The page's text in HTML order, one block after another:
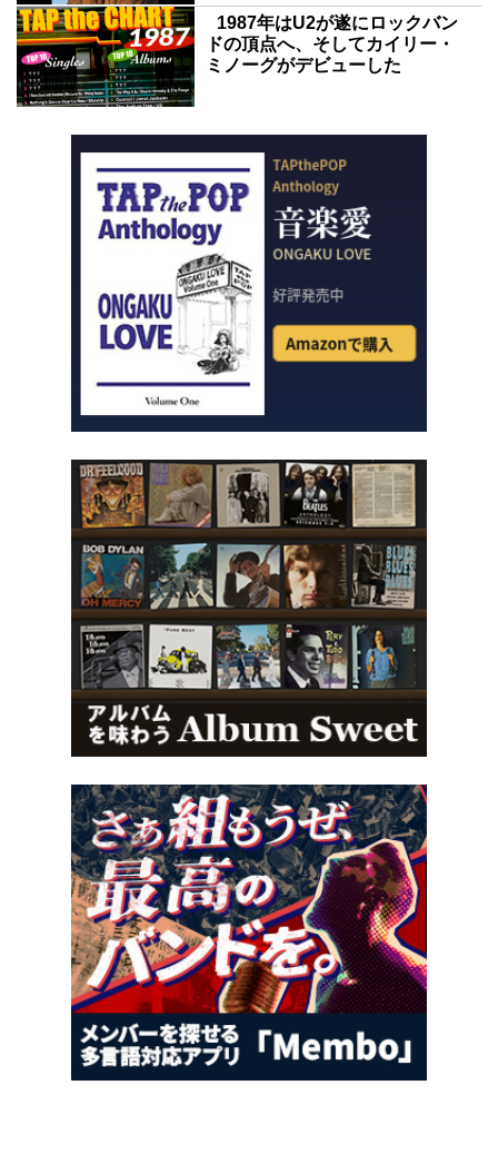
1987年はU2が遂にロックバン
ドの頂点へ、そしてカイリー・
ミノーグがデビューした